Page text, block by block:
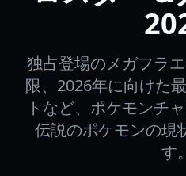
独占登場のメガフラ
限、2026年に向けた
トなど、ポケモンチ
伝説のポケモンの現
す。